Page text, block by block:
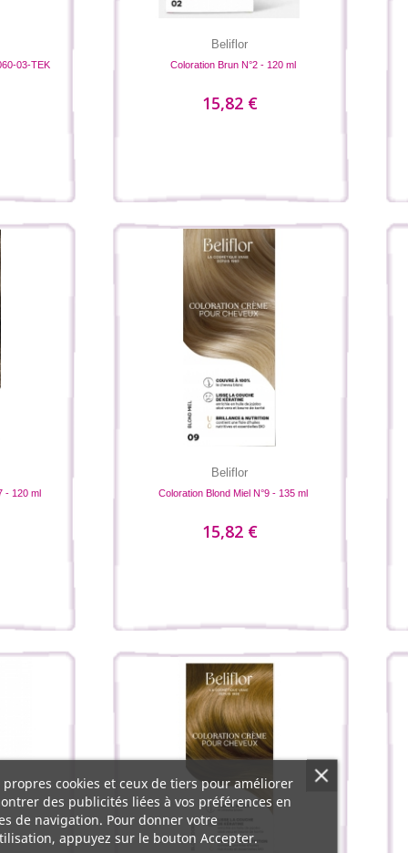
03-TEK
Beliflor
Coloration Brun N°2 - 120 ml
15,82 €
- 120 ml
Beliflor
Coloration Blond Miel N°9 - 135 ml
15,82 €
propres cookies et ceux de tiers pour améliorer
des publicités liées à vos préférences en
de navigation. Pour donner votre
appuyez sur le bouton Accepter.